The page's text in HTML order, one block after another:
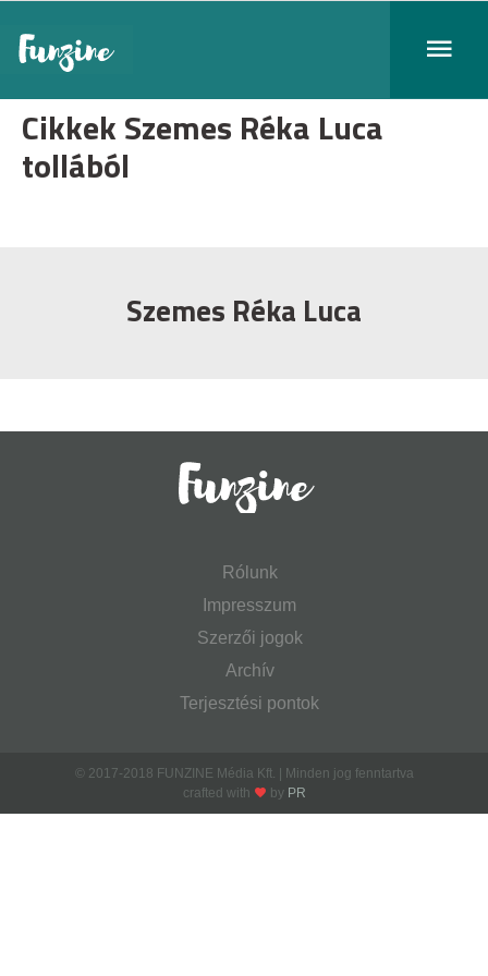
Cikkek Szemes Réka Luca
tollából
Szemes Réka Luca
Rólunk
Impresszum
Szerzői jogok
Archív
Terjesztési pontok
© 2017-2018 FUNZINE Média Kft. | Minden jog fenntartva
crafted with
by PR